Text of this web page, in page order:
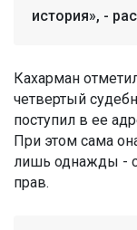
история», -
Кахарман
четвертый
поступил в ее
При этом сама
лишь однажды -
прав.